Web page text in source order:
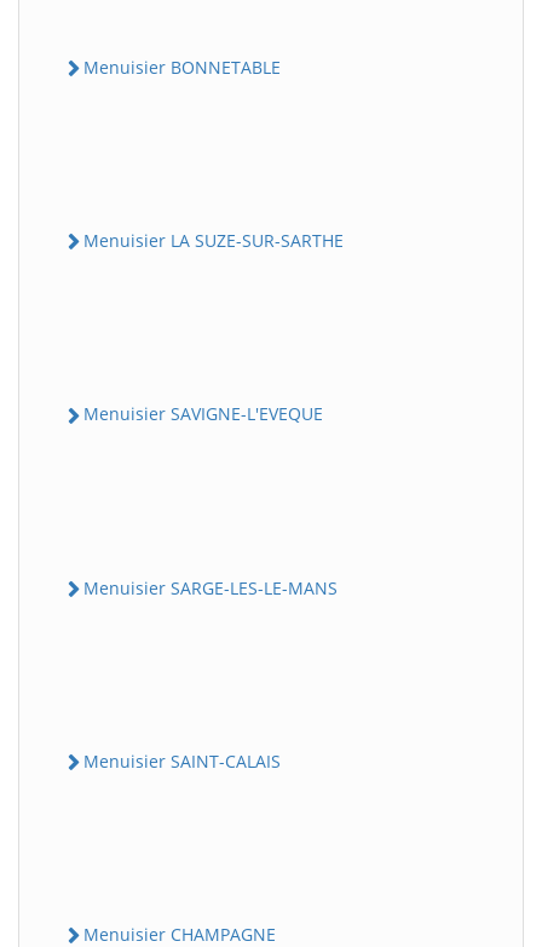
Menuisier BONNETABLE
Menuisier LA SUZE-SUR-SARTHE
Menuisier SAVIGNE-L'EVEQUE
Menuisier SARGE-LES-LE-MANS
Menuisier SAINT-CALAIS
Menuisier CHAMPAGNE